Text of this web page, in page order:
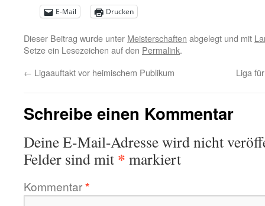
E-Mail Drucken
Dieser Beitrag wurde unter Meisterschaften abgelegt und mit
Setze ein Lesezeichen auf den Permalink.
← Ligaauftakt vor heimischem Publikum Liga
Schreibe einen Kommentar
Deine E-Mail-Adresse wird nicht
Felder sind mit * markiert
Kommentar*